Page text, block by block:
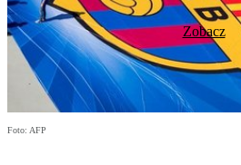
Zobacz
Foto: AFP